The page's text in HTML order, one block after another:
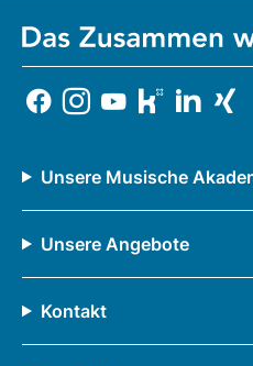
Unsere Musische
Unsere Angebote
Kontakt